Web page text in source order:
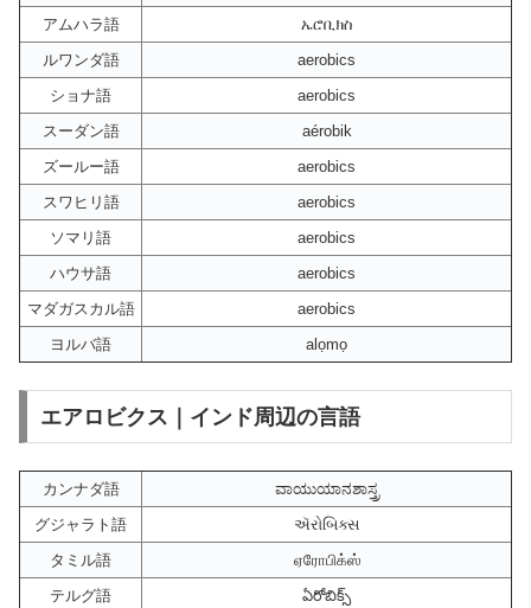
アムハラ語
ኤሮቢክስ
ルワンダ語
aerobics
ショナ語
aerobics
スーダン語
aérobik
ズールー語
aerobics
スワヒリ語
aerobics
ソマリ語
aerobics
ハウサ語
aerobics
マダガスカル語
aerobics
ヨルバ語
alọmọ
エアロビクス｜インド周辺の言語
カンナダ語
ವಾಯುಯಾನಶಾಸ್ತ್ರ
グジャラト語
ઍરોબિક્સ
タミル語
ஏரோபிக்ஸ்
テルグ語
ఏరోబిక్స్